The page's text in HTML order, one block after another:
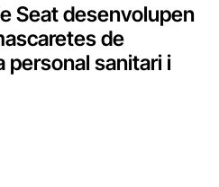
Seat desenvolupen
de
personal sanitari i